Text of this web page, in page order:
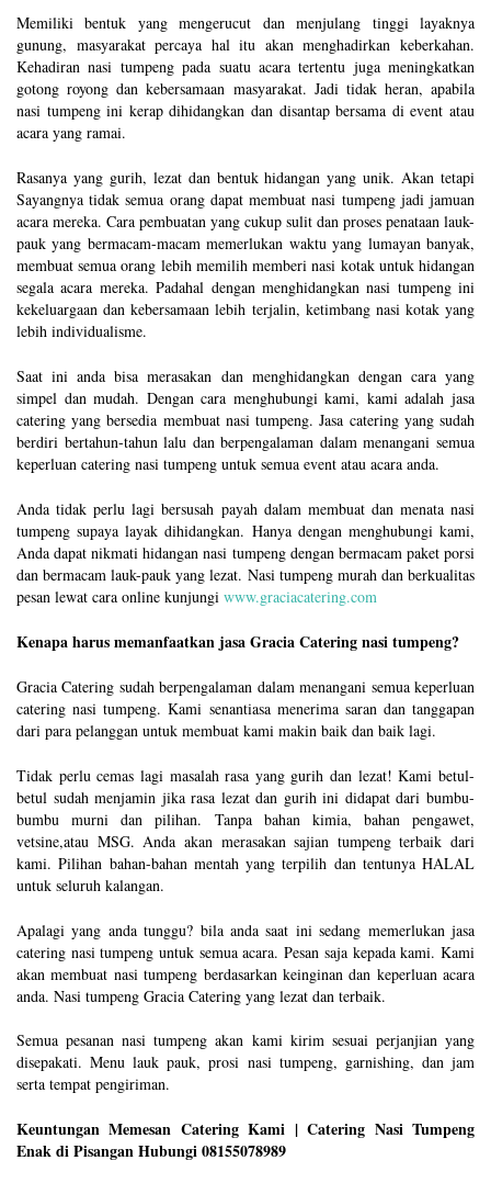
Memiliki bentuk yang mengerucut dan menjulang tinggi layaknya
gunung, masyarakat percaya hal itu akan menghadirkan keberkahan.
Kehadiran nasi tumpeng pada suatu acara tertentu juga meningkatkan
gotong royong dan kebersamaan masyarakat. Jadi tidak heran, apabila
nasi tumpeng ini kerap dihidangkan dan disantap bersama di event atau
acara yang ramai.
Rasanya yang gurih, lezat dan bentuk hidangan yang unik. Akan tetapi
Sayangnya tidak semua orang dapat membuat nasi tumpeng jadi jamuan
acara mereka. Cara pembuatan yang cukup sulit dan proses penataan lauk-
pauk yang bermacam-macam memerlukan waktu yang lumayan banyak,
membuat semua orang lebih memilih memberi nasi kotak untuk hidangan
segala acara mereka. Padahal dengan menghidangkan nasi tumpeng ini
kekeluargaan dan kebersamaan lebih terjalin, ketimbang nasi kotak yang
lebih individualisme.
Saat ini anda bisa merasakan dan menghidangkan dengan cara yang
simpel dan mudah. Dengan cara menghubungi kami, kami adalah jasa
catering yang bersedia membuat nasi tumpeng. Jasa catering yang sudah
berdiri bertahun-tahun lalu dan berpengalaman dalam menangani semua
keperluan catering nasi tumpeng untuk semua event atau acara anda.
Anda tidak perlu lagi bersusah payah dalam membuat dan menata nasi
tumpeng supaya layak dihidangkan. Hanya dengan menghubungi kami,
Anda dapat nikmati hidangan nasi tumpeng dengan bermacam paket porsi
dan bermacam lauk-pauk yang lezat. Nasi tumpeng murah dan berkualitas
pesan lewat cara online kunjungi www.graciacatering.com
Kenapa harus memanfaatkan jasa Gracia Catering nasi tumpeng?
Gracia Catering sudah berpengalaman dalam menangani semua keperluan
catering nasi tumpeng. Kami senantiasa menerima saran dan tanggapan
dari para pelanggan untuk membuat kami makin baik dan baik lagi.
Tidak perlu cemas lagi masalah rasa yang gurih dan lezat! Kami betul-
betul sudah menjamin jika rasa lezat dan gurih ini didapat dari bumbu-
bumbu murni dan pilihan. Tanpa bahan kimia, bahan pengawet,
vetsine,atau MSG. Anda akan merasakan sajian tumpeng terbaik dari
kami. Pilihan bahan-bahan mentah yang terpilih dan tentunya HALAL
untuk seluruh kalangan.
Apalagi yang anda tunggu? bila anda saat ini sedang memerlukan jasa
catering nasi tumpeng untuk semua acara. Pesan saja kepada kami. Kami
akan membuat nasi tumpeng berdasarkan keinginan dan keperluan acara
anda. Nasi tumpeng Gracia Catering yang lezat dan terbaik.
Semua pesanan nasi tumpeng akan kami kirim sesuai perjanjian yang
disepakati. Menu lauk pauk, prosi nasi tumpeng, garnishing, dan jam
serta tempat pengiriman.
Keuntungan Memesan Catering Kami | Catering Nasi Tumpeng
Enak di Pisangan Hubungi 08155078989